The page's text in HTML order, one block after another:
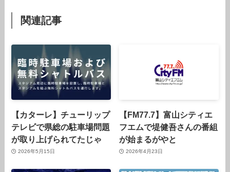
関連記事
【カターレ】チューリップ
テレビで県総の駐車場問題
が取り上げられてたじゃ
2026年5月15日
【FM77.7】富山シティエ
フエムで堤健吾さんの番組
が始まるがやと
2026年4月23日